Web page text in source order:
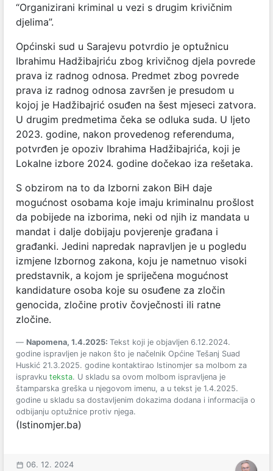
“Organizirani kriminal u vezi s drugim krivičnim
djelima”.
Općinski sud u Sarajevu potvrdio je optužnicu
Ibrahimu Hadžibajriću zbog krivičnog djela povrede
prava iz radnog odnosa. Predmet zbog povrede
prava iz radnog odnosa završen je presudom u
kojoj je Hadžibajrić osuđen na šest mjeseci zatvora.
U drugim predmetima čeka se odluka suda. U ljeto
2023. godine, nakon provedenog referenduma,
potvrđen je opoziv Ibrahima Hadžibajrića, koji je
Lokalne izbore 2024. godine dočekao iza rešetaka.
S obzirom na to da Izborni zakon BiH daje
mogućnost osobama koje imaju kriminalnu prošlost
da pobijede na izborima, neki od njih iz mandata u
mandat i dalje dobijaju povjerenje građana i
građanki. Jedini napredak napravljen je u pogledu
izmjene Izbornog zakona, koju je nametnuo visoki
predstavnik, a kojom je spriječena mogućnost
kandidature osoba koje su osuđene za zločin
genocida, zločine protiv čovječnosti ili ratne
zločine.
Napomena, 1.4.2025: Tekst koji je objavljen 6.12.2024.
godine ispravljen je nakon što je načelnik Općine Tešanj Suad
Huskić 21.3.2025. godine kontaktirao Istinomjer sa molbom za
ispravku teksta. U skladu sa ovom molbom ispravljena je
štamparska greška u njegovom imenu, a u tekst je 1.4.2025.
godine u skladu sa dostavljenim dokazima dodana i informacija o
odbijanju optužnice protiv njega.
(Istinomjer.ba)
06. 12. 2024